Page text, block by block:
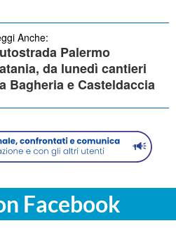
Anche:
Palermo
da lunedì cantieri
Bagheria e Casteldaccia
Facebook